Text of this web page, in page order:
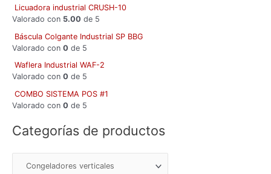
pLicuadora industrial CRUSH-10
Valorado con 5.00 de 5
Báscula Colgante Industrial SP BBG
Valorado con 0 de 5
Waflera Industrial WAF-2
Valorado con 0 de 5
COMBO SISTEMA POS #1
Valorado con 0 de 5
Categorías de productos